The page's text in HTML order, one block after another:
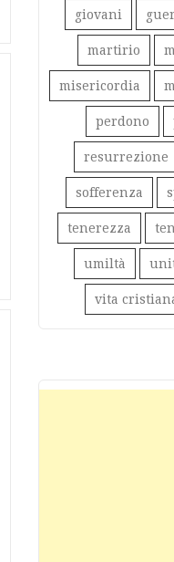
giovani
martirio
misericordia
perdono
resurrezione
sofferenza
tenerezza
umiltà
vita